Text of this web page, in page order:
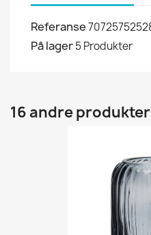
Referanse
På lager5 Produkter
16 andre